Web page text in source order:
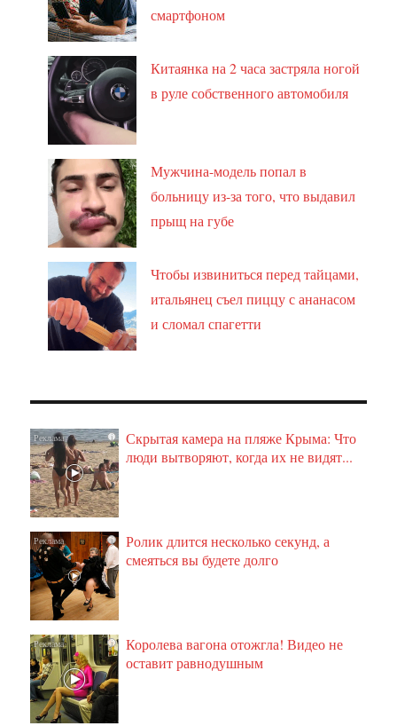
смартфоном
Китаянка на 2 часа застряла ногой
в руле собственного автомобиля
Мужчина-модель попал в
больницу из-за того, что выдавил
прыщ на губе
Чтобы извиниться перед тайцами,
итальянец съел пиццу с ананасом
и сломал спагетти
i
Скрытая камера на пляже Крыма: Что
люди вытворяют, когда их не видят...
i
Ролик длится несколько секунд, а
смеяться вы будете долго
i
Королева вагона отожгла! Видео не
оставит равнодушным